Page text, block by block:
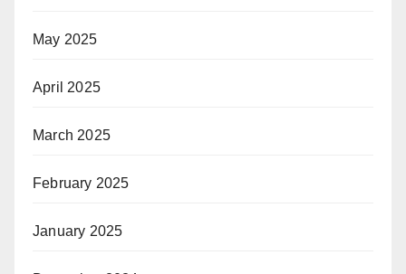
May 2025
April 2025
March 2025
February 2025
January 2025